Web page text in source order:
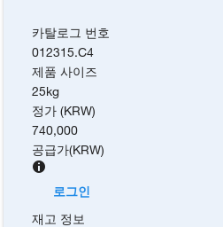
카탈로그 번호
012315.C4
제품 사이즈
25kg
정가 (KRW)
740,000
공급가(KRW)
로그인
재고 정보